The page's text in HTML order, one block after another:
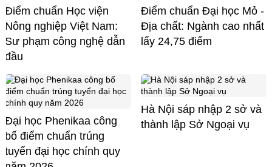
Điểm chuẩn Học viện
Nông nghiệp Việt Nam:
Sư phạm công nghệ dẫn
đầu
Điểm chuẩn Đại học Mỏ -
Địa chất: Ngành cao nhất
lấy 24,75 điểm
Đại học Phenikaa công
bố điểm chuẩn trúng
tuyển đại học chính quy
Hà Nội sáp nhập 2 sở và
thành lập Sở Ngoại vụ